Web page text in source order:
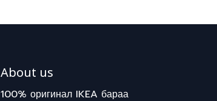
About us
100% оригинал IKEA бараа